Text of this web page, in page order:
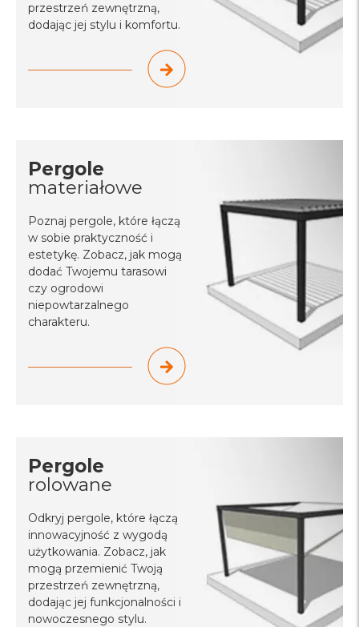
przestrzeń zewnętrzną,
dodając jej stylu i komfortu.
Pergole
materiałowe
Poznaj pergole, które łączą
w sobie praktyczność i
estetykę. Zobacz, jak mogą
dodać Twojemu tarasowi
czy ogrodowi
niepowtarzalnego
charakteru.
Pergole
rolowane
Odkryj pergole, które łączą
innowacyjność z wygodą
użytkowania. Zobacz, jak
mogą przemienić Twoją
przestrzeń zewnętrzną,
dodając jej funkcjonalności i
nowoczesnego stylu.